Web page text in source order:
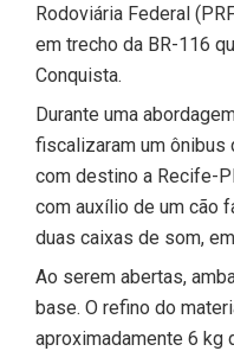
Rodoviária Federal
em trecho da BR-116
Conquista.
Durante uma
fiscalizaram um ônibus
com destino a Recife-
com auxílio de um cão
duas caixas de som,
Ao serem abertas,
base. O refino do
aproximadamente 6 kg